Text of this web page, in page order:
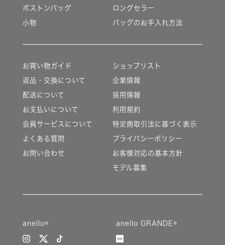
ボストンバッグ
小物
ロングセラー
バッグのお手入れ方法
お買い物ガイド
返品・交換について
配送について
お支払いについて
会員サービスについて
よくある質問
お問い合わせ
ショップリスト
企業情報
採用情報
利用規約
特定商取引法に基づく表示
プライバシーポリシー
お客様対応の基本方針
モデル募集
anello® anello GRANDE®